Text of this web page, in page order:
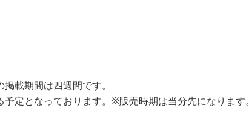
載期間は四週間です。
定となっております。※販売時期は当分先になります。